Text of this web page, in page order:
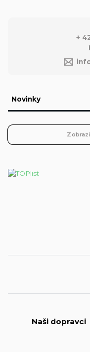
+
Novinky
Naši dopravci